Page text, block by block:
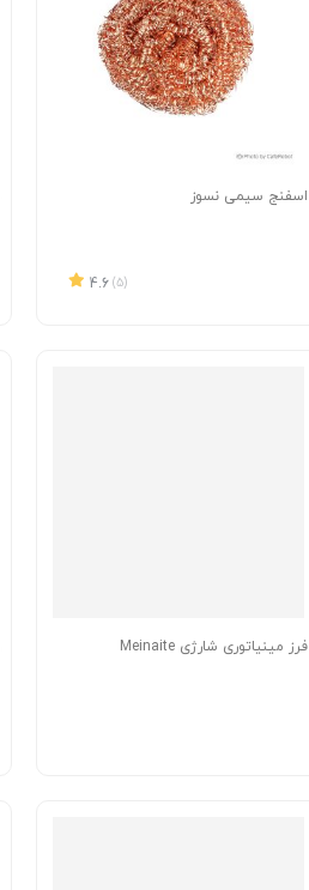
اسفنج سیمی نسوز
4.6 (5)
فرز مینیاتوری شارژی Meinaite